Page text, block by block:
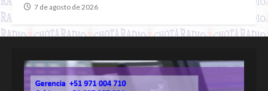
7 de agosto de 2026